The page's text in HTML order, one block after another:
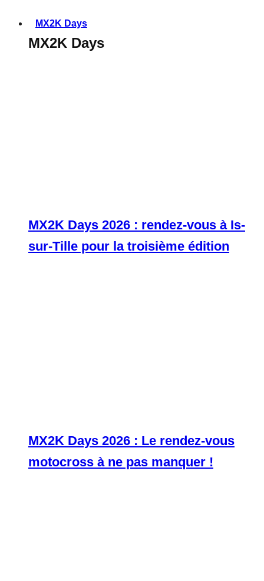
MX2K Days
MX2K Days
MX2K Days 2026 : rendez-vous à Is-
sur-Tille pour la troisième édition
MX2K Days 2026 : Le rendez-vous
motocross à ne pas manquer !